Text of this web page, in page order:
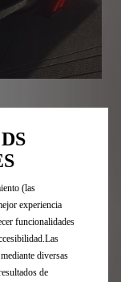
que crea un
prototipo y
(las
experiencia
funcionalidades
diversas
de